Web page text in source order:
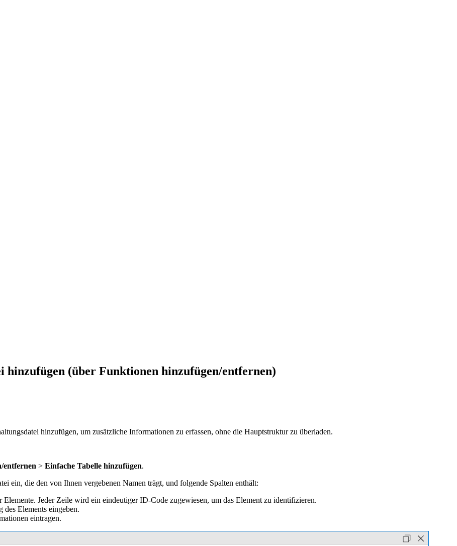
hinzufügen (über Funktionen hinzufügen/entfernen)
hinzufügen, um zusätzliche Informationen zu erfassen, ohne die Hauptstruktur zu überladen.
entfernen > Einfache Tabelle hinzufügen.
ein, die den von Ihnen vergebenen Namen trägt, und folgende Spalten enthält:
Jeder Zeile wird ein eindeutiger ID-Code zugewiesen, um das Element zu identifizieren.
des Elements eingeben.
eintragen.